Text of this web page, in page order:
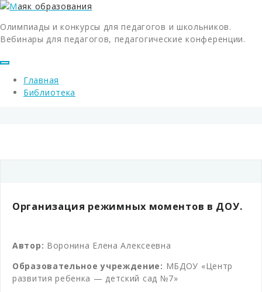
Олимпиады и конкурсы для педагогов и школьников.
Вебинары для педагогов, педагогические конференции.
Главная
Библиотека
Организация режимных моментов в ДОУ.
Автор: Воронина Елена Алексеевна
Образовательное учреждение: МБДОУ «Центр
развития ребенка — детский сад №7»